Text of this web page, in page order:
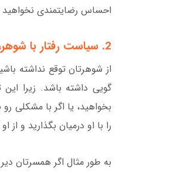
احساس رضایتمندی
2. سیاست رفتار با شوهر، همسرداری موفق با بیان احساسات
از شوهرتان توقع نداشته
گویی داشته باشد. زیرا
بخواهید، یا اگر با مشکلی
را با او درمیان بگذارید و
به طور مثال اگر همسرتان